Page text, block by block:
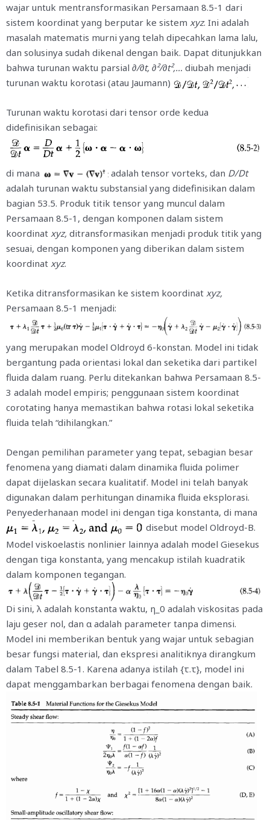
wajar untuk mentransformasikan Persamaan 8.5-1 dari
sistem koordinat yang berputar ke sistem xyz. Ini adalah
masalah matematis murni yang telah dipecahkan lama lalu,
dan solusinya sudah dikenal dengan baik. Dapat ditunjukkan
bahwa turunan waktu parsial ∂/∂t, ∂²/∂t²,… diubah menjadi
turunan waktu korotasi (atau Jaumann)
Turunan waktu korotasi dari tensor orde kedua
didefinisikan sebagai:
di mana adalah tensor vorteks, dan D/Dt
adalah turunan waktu substansial yang didefinisikan dalam
bagian 53.5. Produk titik tensor yang muncul dalam
Persamaan 8.5-1, dengan komponen dalam sistem
koordinat xyz, ditransformasikan menjadi produk titik yang
sesuai, dengan komponen yang diberikan dalam sistem
koordinat xyz.
Ketika ditransformasikan ke sistem koordinat xyz,
Persamaan 8.5-1 menjadi:
yang merupakan model Oldroyd 6-konstan. Model ini tidak
bergantung pada orientasi lokal dan seketika dari partikel
fluida dalam ruang. Perlu ditekankan bahwa Persamaan 8.5-
3 adalah model empiris; penggunaan sistem koordinat
corotating hanya memastikan bahwa rotasi lokal seketika
fluida telah “dihilangkan.”
Dengan pemilihan parameter yang tepat, sebagian besar
fenomena yang diamati dalam dinamika fluida polimer
dapat dijelaskan secara kualitatif. Model ini telah banyak
digunakan dalam perhitungan dinamika fluida eksplorasi.
Penyederhanaan model ini dengan tiga konstanta, di mana
disebut model Oldroyd-B.
Model viskoelastis nonlinier lainnya adalah model Giesekus
dengan tiga konstanta, yang mencakup istilah kuadratik
dalam komponen tegangan.
Di sini, λ adalah konstanta waktu, η_0 adalah viskositas pada
laju geser nol, dan α adalah parameter tanpa dimensi.
Model ini memberikan bentuk yang wajar untuk sebagian
besar fungsi material, dan ekspresi analitiknya dirangkum
dalam Tabel 8.5-1. Karena adanya istilah {τ.τ}, model ini
dapat menggambarkan berbagai fenomena dengan baik.